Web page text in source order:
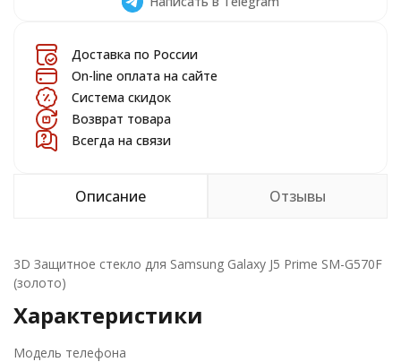
Доставка по России
On-line оплата на сайте
Система скидок
Возврат товара
Всегда на связи
Описание Отзывы
3D Защитное стекло для Samsung Galaxy J5 Prime SM-G570F
(золото)
Характеристики
Модель телефона